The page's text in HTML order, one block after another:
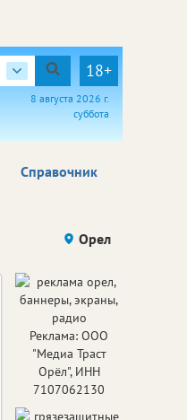
18+
8 августа 2026 г.
суббота
Справочник
Происшествия Здоровье
Орел
Реклама: ООО
"Медиа Траст
Орёл", ИНН
7107062130